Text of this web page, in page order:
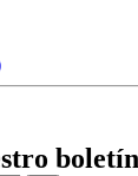
boletín